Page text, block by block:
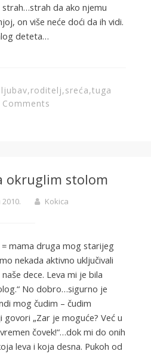
da ako njemu
on više neće doći da ih vidi.
deteta…
ljubav,roditelj,sreća,tuga
Comments
okruglim stolom
2010. Kokica
mama druga mog starijeg
nekada aktivno uključivali
dece. Leva mi je bila
No dobro…sigurno je
mog čudim – čudim
„Zar je moguće? Već u
čovek!“…dok mi do onih
leva i koja desna. Pukoh od